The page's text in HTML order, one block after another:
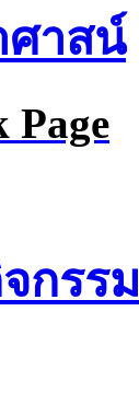
ศาสน์
Page
กรรม